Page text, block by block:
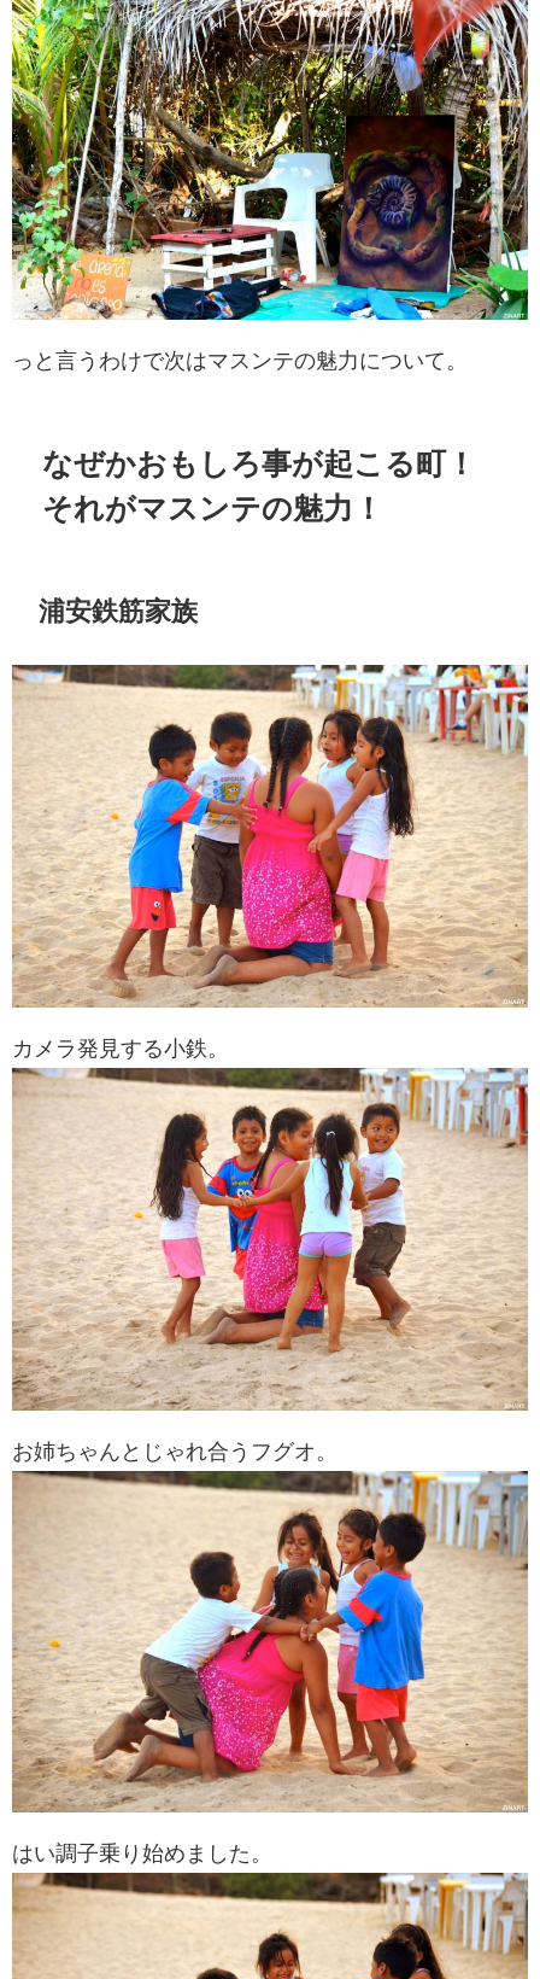
っと言うわけで次はマスンテの魅力について。
なぜかおもしろ事が起こる町！
それがマスンテの魅力！
浦安鉄筋家族
カメラ発見する小鉄。
お姉ちゃんとじゃれ合うフグオ。
はい調子乗り始めました。